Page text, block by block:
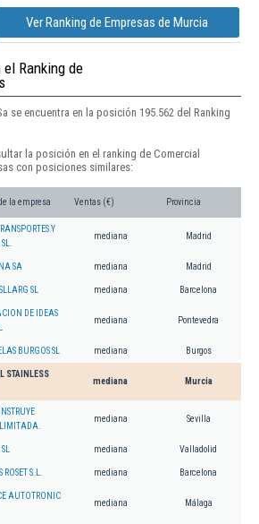
Ver Ranking de Empresas de Murcia
el Ranking de
se encuentra en la posición 195.562 del Ranking
la posición en el ranking de Comercial
con posiciones similares:
la empresa Ventas (€) Provincia
Y
mediana Madrid
SA mediana Madrid
SL mediana Barcelona
DE IDEAS
mediana Pontevedra
BURGOS SL mediana Burgos
STAINLESS
mediana Murcia
mediana Sevilla
mediana Valladolid
ROSET S.L. mediana Barcelona
AUTOTRONIC
mediana Málaga